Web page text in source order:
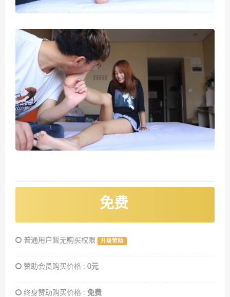
免费
普通用户暂无购买权限 升级赞助
赞助会员购买价格 : 0元
终身赞助购买价格 : 免费